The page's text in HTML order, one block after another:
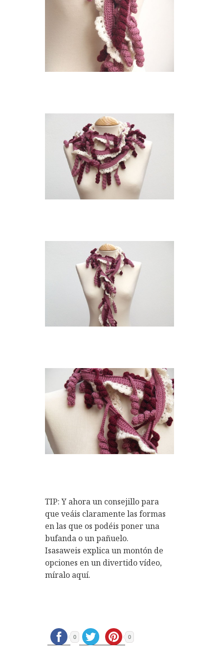
TIP: Y ahora un consejillo para
que veáis claramente las formas
en las que os podéis poner una
bufanda o un pañuelo.
Isasaweis explica un montón de
opciones en un divertido vídeo,
míralo aquí.
0 0